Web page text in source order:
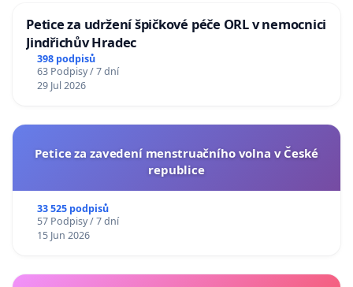
Petice za udržení špičkové péče ORL v nemocnici
Jindřichův Hradec
398 podpisů
63 Podpisy / 7 dní
29 Jul 2026
Petice za zavedení menstruačního volna v České
republice
33 525 podpisů
57 Podpisy / 7 dní
15 Jun 2026